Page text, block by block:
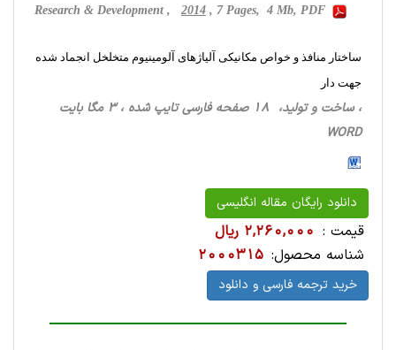
Research & Development , 2014 , 7 Pages, 4 Mb, PDF
ساختار منافذ و خواص مکانیکی آلیاژهای آلومینیوم متخلخل انجماد شده
جهت دار
، ساخت‌ و تولید، 18 صفحه فارسی تایپ شده ، 3 مگا بایت
WORD
دانلود رایگان مقاله انگلیسی
قیمت : 2,260,000 ریال
شناسه محصول: 2000315
خرید ترجمه فارسی و دانلود